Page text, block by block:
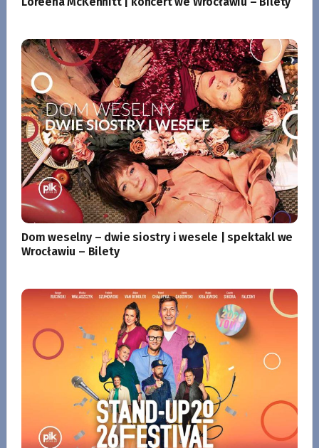
Dom weselny – dwie siostry i wesele | spektakl we
Wrocławiu – Bilety